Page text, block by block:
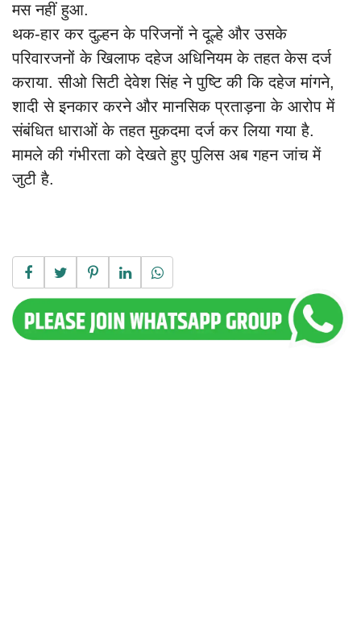
मस नहीं हुआ.
थक-हार कर दुल्हन के परिजनों ने दूल्हे और उसके
परिवारजनों के खिलाफ दहेज अधिनियम के तहत केस दर्ज
कराया. सीओ सिटी देवेश सिंह ने पुष्टि की कि दहेज मांगने,
शादी से इनकार करने और मानसिक प्रताड़ना के आरोप में
संबंधित धाराओं के तहत मुकदमा दर्ज कर लिया गया है.
मामले की गंभीरता को देखते हुए पुलिस अब गहन जांच में
जुटी है.